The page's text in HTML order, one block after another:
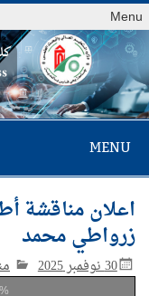
Menu
MENU
اعلان مناقشة
زرواطي محمد‎
30 نوفمبر 2025